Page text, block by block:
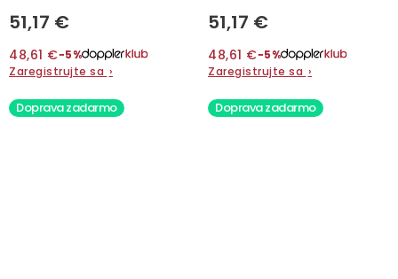
51,17 €
48,61 €−5%
Zaregistrujte sa ›
51,17 €
48,61 €−5%
Zaregistrujte sa ›
Doprava zadarmo Doprava zadarmo